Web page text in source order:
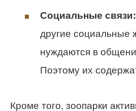
Социальные связи:
другие социальные
нуждаются в
Поэтому их
Кроме того, зоопарки